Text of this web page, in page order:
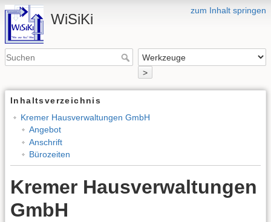
zum Inhalt springen
WiSiKi
>
Inhaltsverzeichnis
Kremer Hausverwaltungen GmbH
Angebot
Anschrift
Bürozeiten
Kremer Hausverwaltungen
GmbH